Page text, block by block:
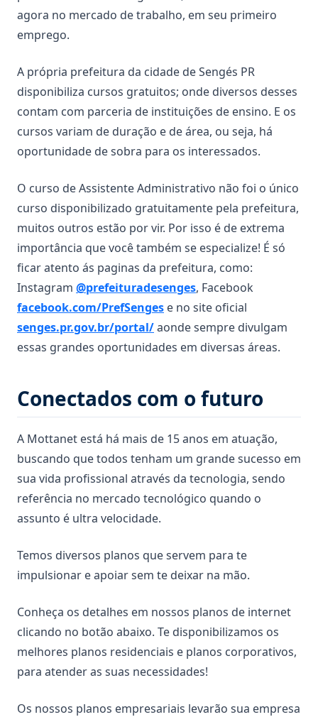
agora no mercado de trabalho, em seu primeiro
emprego.
A própria prefeitura da cidade de Sengés PR
disponibiliza cursos gratuitos; onde diversos desses
contam com parceria de instituições de ensino. E os
cursos variam de duração e de área, ou seja, há
oportunidade de sobra para os interessados.
O curso de Assistente Administrativo não foi o único
curso disponibilizado gratuitamente pela prefeitura,
muitos outros estão por vir. Por isso é de extrema
importância que você também se especialize! É só
ficar atento ás paginas da prefeitura, como:
Instagram @prefeituradesenges, Facebook
facebook.com/PrefSenges e no site oficial
senges.pr.gov.br/portal/aonde sempre divulgam
essas grandes oportunidades em diversas áreas.
Conectados com o futuro
A Mottanet está há mais de 15 anos em atuação,
buscando que todos tenham um grande sucesso em
sua vida profissional através da tecnologia, sendo
referência no mercado tecnológico quando o
assunto é ultra velocidade.
Temos diversos planos que servem para te
impulsionar e apoiar sem te deixar na mão.
Conheça os detalhes em nossos planos de internet
clicando no botão abaixo. Te disponibilizamos os
melhores planos residenciais e planos corporativos,
para atender as suas necessidades!
Os nossos planos empresariais levarão sua empresa